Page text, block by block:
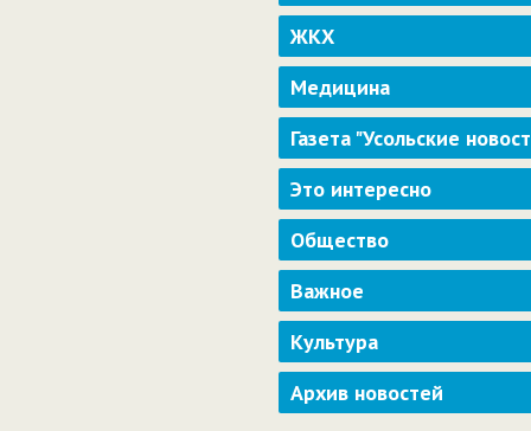
ЖКХ
Медицина
Газета "Усольские
Это интересно
Общество
Важное
Культура
Архив новостей